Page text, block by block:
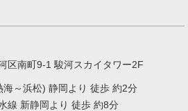
区南町9-1 駿河スカイタワー2F
海～浜松) 静岡より 徒歩 約2分
線 新静岡より 徒歩 約8分